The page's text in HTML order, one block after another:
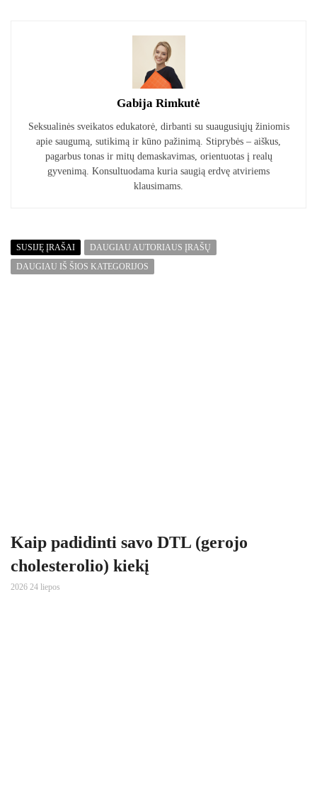
Gabija Rimkutė
Seksualinės sveikatos edukatorė, dirbanti su suaugusiųjų žiniomis
apie saugumą, sutikimą ir kūno pažinimą. Stiprybės – aiškus,
pagarbus tonas ir mitų demaskavimas, orientuotas į realų
gyvenimą. Konsultuodama kuria saugią erdvę atviriems
klausimams.
SUSIJĘ ĮRAŠAI
DAUGIAU AUTORIAUS ĮRAŠŲ
DAUGIAU IŠ ŠIOS KATEGORIJOS
Kaip padidinti savo DTL (gerojo
cholesterolio) kiekį
2026 24 liepos